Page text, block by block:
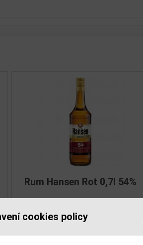
cookies policy
Rum Malecon 15YO 0,7l 40%